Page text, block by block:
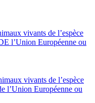
vivants de l’espèce
l’Union Européenne ou
vivants de l’espèce
l’Union Européenne ou